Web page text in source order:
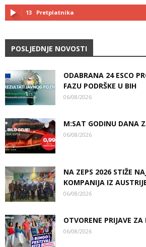
13 Pretplatnika
POSLJEDNJE NOVOSTI
ODABRANA 24 ESCO
FAZU PODRŠKE U BIH
06/08/2026
M:SAT GODINU DANA
06/08/2026
NA ZEPS 2026 STIŽE
KOMPANIJA IZ
06/08/2026
OTVORENE PRIJAVE
06/08/2026